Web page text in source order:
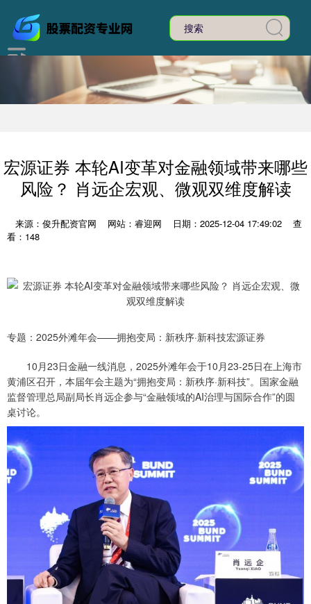
宏源证券 本轮AI变革对金融领域带来哪些
风险？ 肖远企宏观、微观双维度解读
来源：俊升配资官网 网站：睿迎网 日期：2025-12-04 17:49:02
查
看：148
专题：2025外滩年会——拥抱变局：新秩序·新科技宏源证券
10月23日金融一线消息，2025外滩年会于10月23-25日在上海市
黄浦区召开，本届年会主题为“拥抱变局：新秩序·新科技”。国家金融
监督管理总局副局长肖远企参与“金融领域的AI治理与国际合作”的圆
桌讨论。